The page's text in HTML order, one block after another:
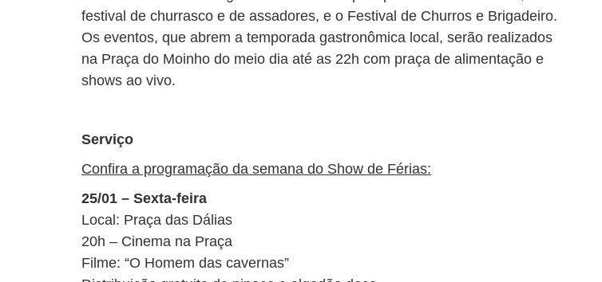
festival de churrasco e de assadores, e o Festival de Churros e Brigadeiro.
Os eventos, que abrem a temporada gastronômica local, serão realizados
na Praça do Moinho do meio dia até as 22h com praça de alimentação e
shows ao vivo.
Serviço
Confira a programação da semana do Show de Férias:
25/01 – Sexta-feira
Local: Praça das Dálias
20h – Cinema na Praça
Filme: “O Homem das cavernas”